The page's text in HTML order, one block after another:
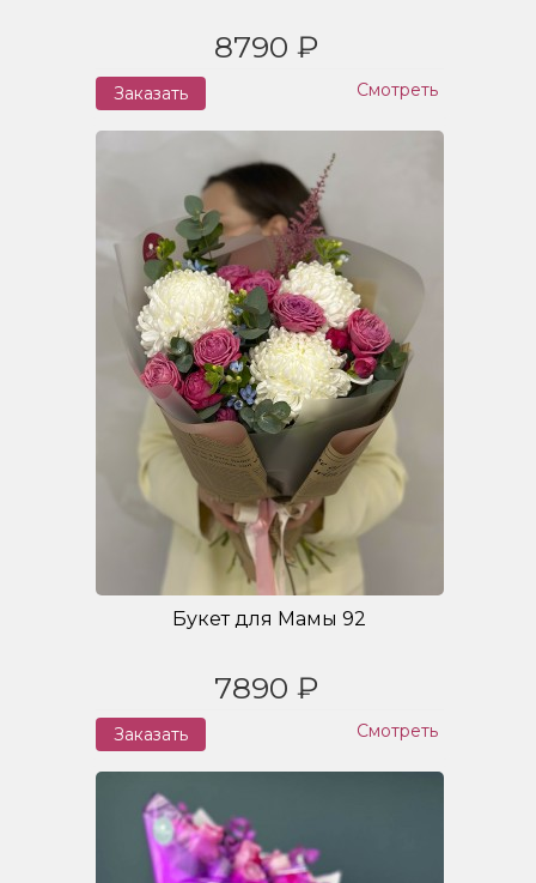
8790 ₽
Заказать Смотреть
Букет для Мамы 92
7890 ₽
Заказать Смотреть